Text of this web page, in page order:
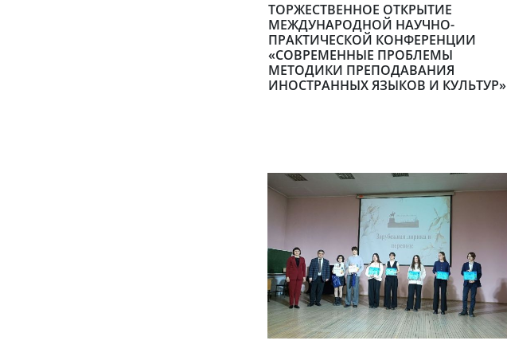
ТОРЖЕСТВЕННОЕ ОТКРЫТИЕ
МЕЖДУНАРОДНОЙ НАУЧНО-
ПРАКТИЧЕСКОЙ КОНФЕРЕНЦИИ
«СОВРЕМЕННЫЕ ПРОБЛЕМЫ
МЕТОДИКИ ПРЕПОДАВАНИЯ
ИНОСТРАННЫХ ЯЗЫКОВ И КУЛЬТУР»